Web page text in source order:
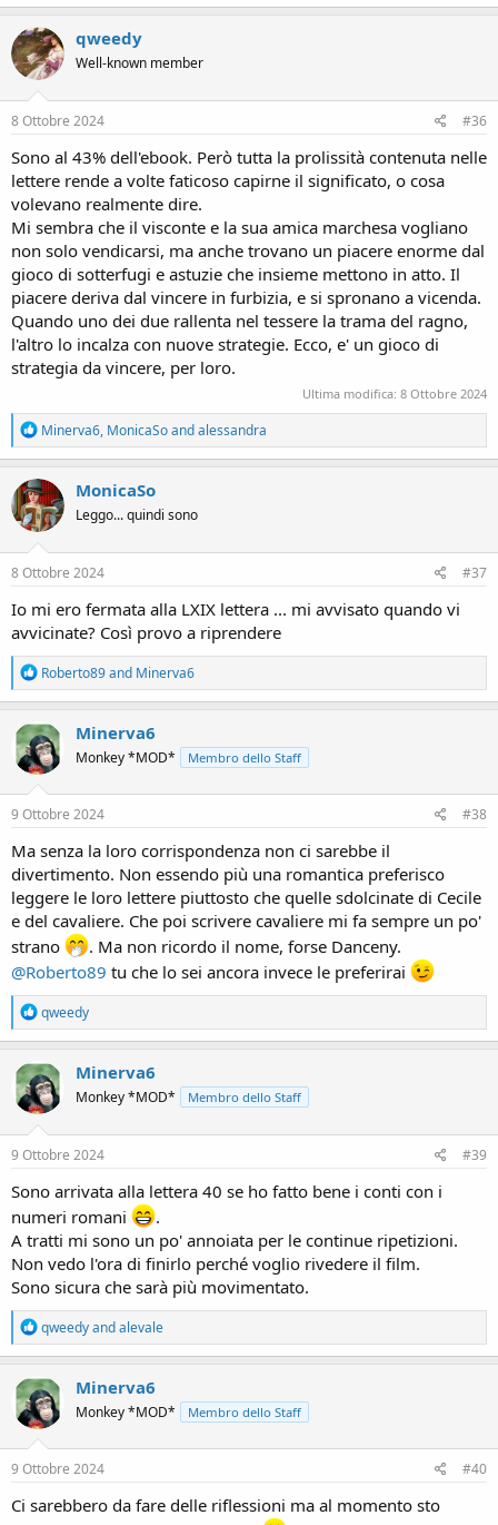
a
c
t
i
o
n
s
qweedy
Well-known member
8 Ottobre 2024 #36
Sono al 43% dell'ebook. Però tutta la prolissità contenuta nelle
lettere rende a volte faticoso capirne il significato, o cosa
volevano realmente dire.
Mi sembra che il visconte e la sua amica marchesa vogliano
non solo vendicarsi, ma anche trovano un piacere enorme dal
gioco di sotterfugi e astuzie che insieme mettono in atto. Il
piacere deriva dal vincere in furbizia, e si spronano a vicenda.
Quando uno dei due rallenta nel tessere la trama del ragno,
l'altro lo incalza con nuove strategie. Ecco, e' un gioco di
strategia da vincere, per loro.
Ultima modifica: 8 Ottobre 2024
R
e
a
c
t
i
o
n
s
Minerva6, MonicaSoandalessandra
MonicaSo
Leggo... quindi sono
8 Ottobre 2024 #37
Io mi ero fermata alla LXIX lettera ... mi avvisato quando vi
avvicinate? Così provo a riprendere
R
e
a
c
t
i
o
n
s
Roberto89and Minerva6
Minerva6
Monkey *MOD* Membro dello Staff
9 Ottobre 2024 #38
Ma senza la loro corrispondenza non ci sarebbe il
divertimento. Non essendo più una romantica preferisco
leggere le loro lettere piuttosto che quelle sdolcinate di Cecile
e del cavaliere. Che poi scrivere cavaliere mi fa sempre un po'
strano
. Ma non ricordo il nome, forse Danceny.
@Roberto89 tu che lo sei ancora invece le preferirai
R
e
a
c
t
i
o
n
s
qweedy
Minerva6
Monkey *MOD* Membro dello Staff
9 Ottobre 2024 #39
Sono arrivata alla lettera 40 se ho fatto bene i conti con i
numeri romani
.
A tratti mi sono un po' annoiata per le continue ripetizioni.
Non vedo l'ora di finirlo perché voglio rivedere il film.
Sono sicura che sarà più movimentato.
R
e
a
c
t
i
o
n
s
qweedyandalevale
Minerva6
Monkey *MOD* Membro dello Staff
9 Ottobre 2024 #40
Ci sarebbero da fare delle riflessioni ma al momento sto